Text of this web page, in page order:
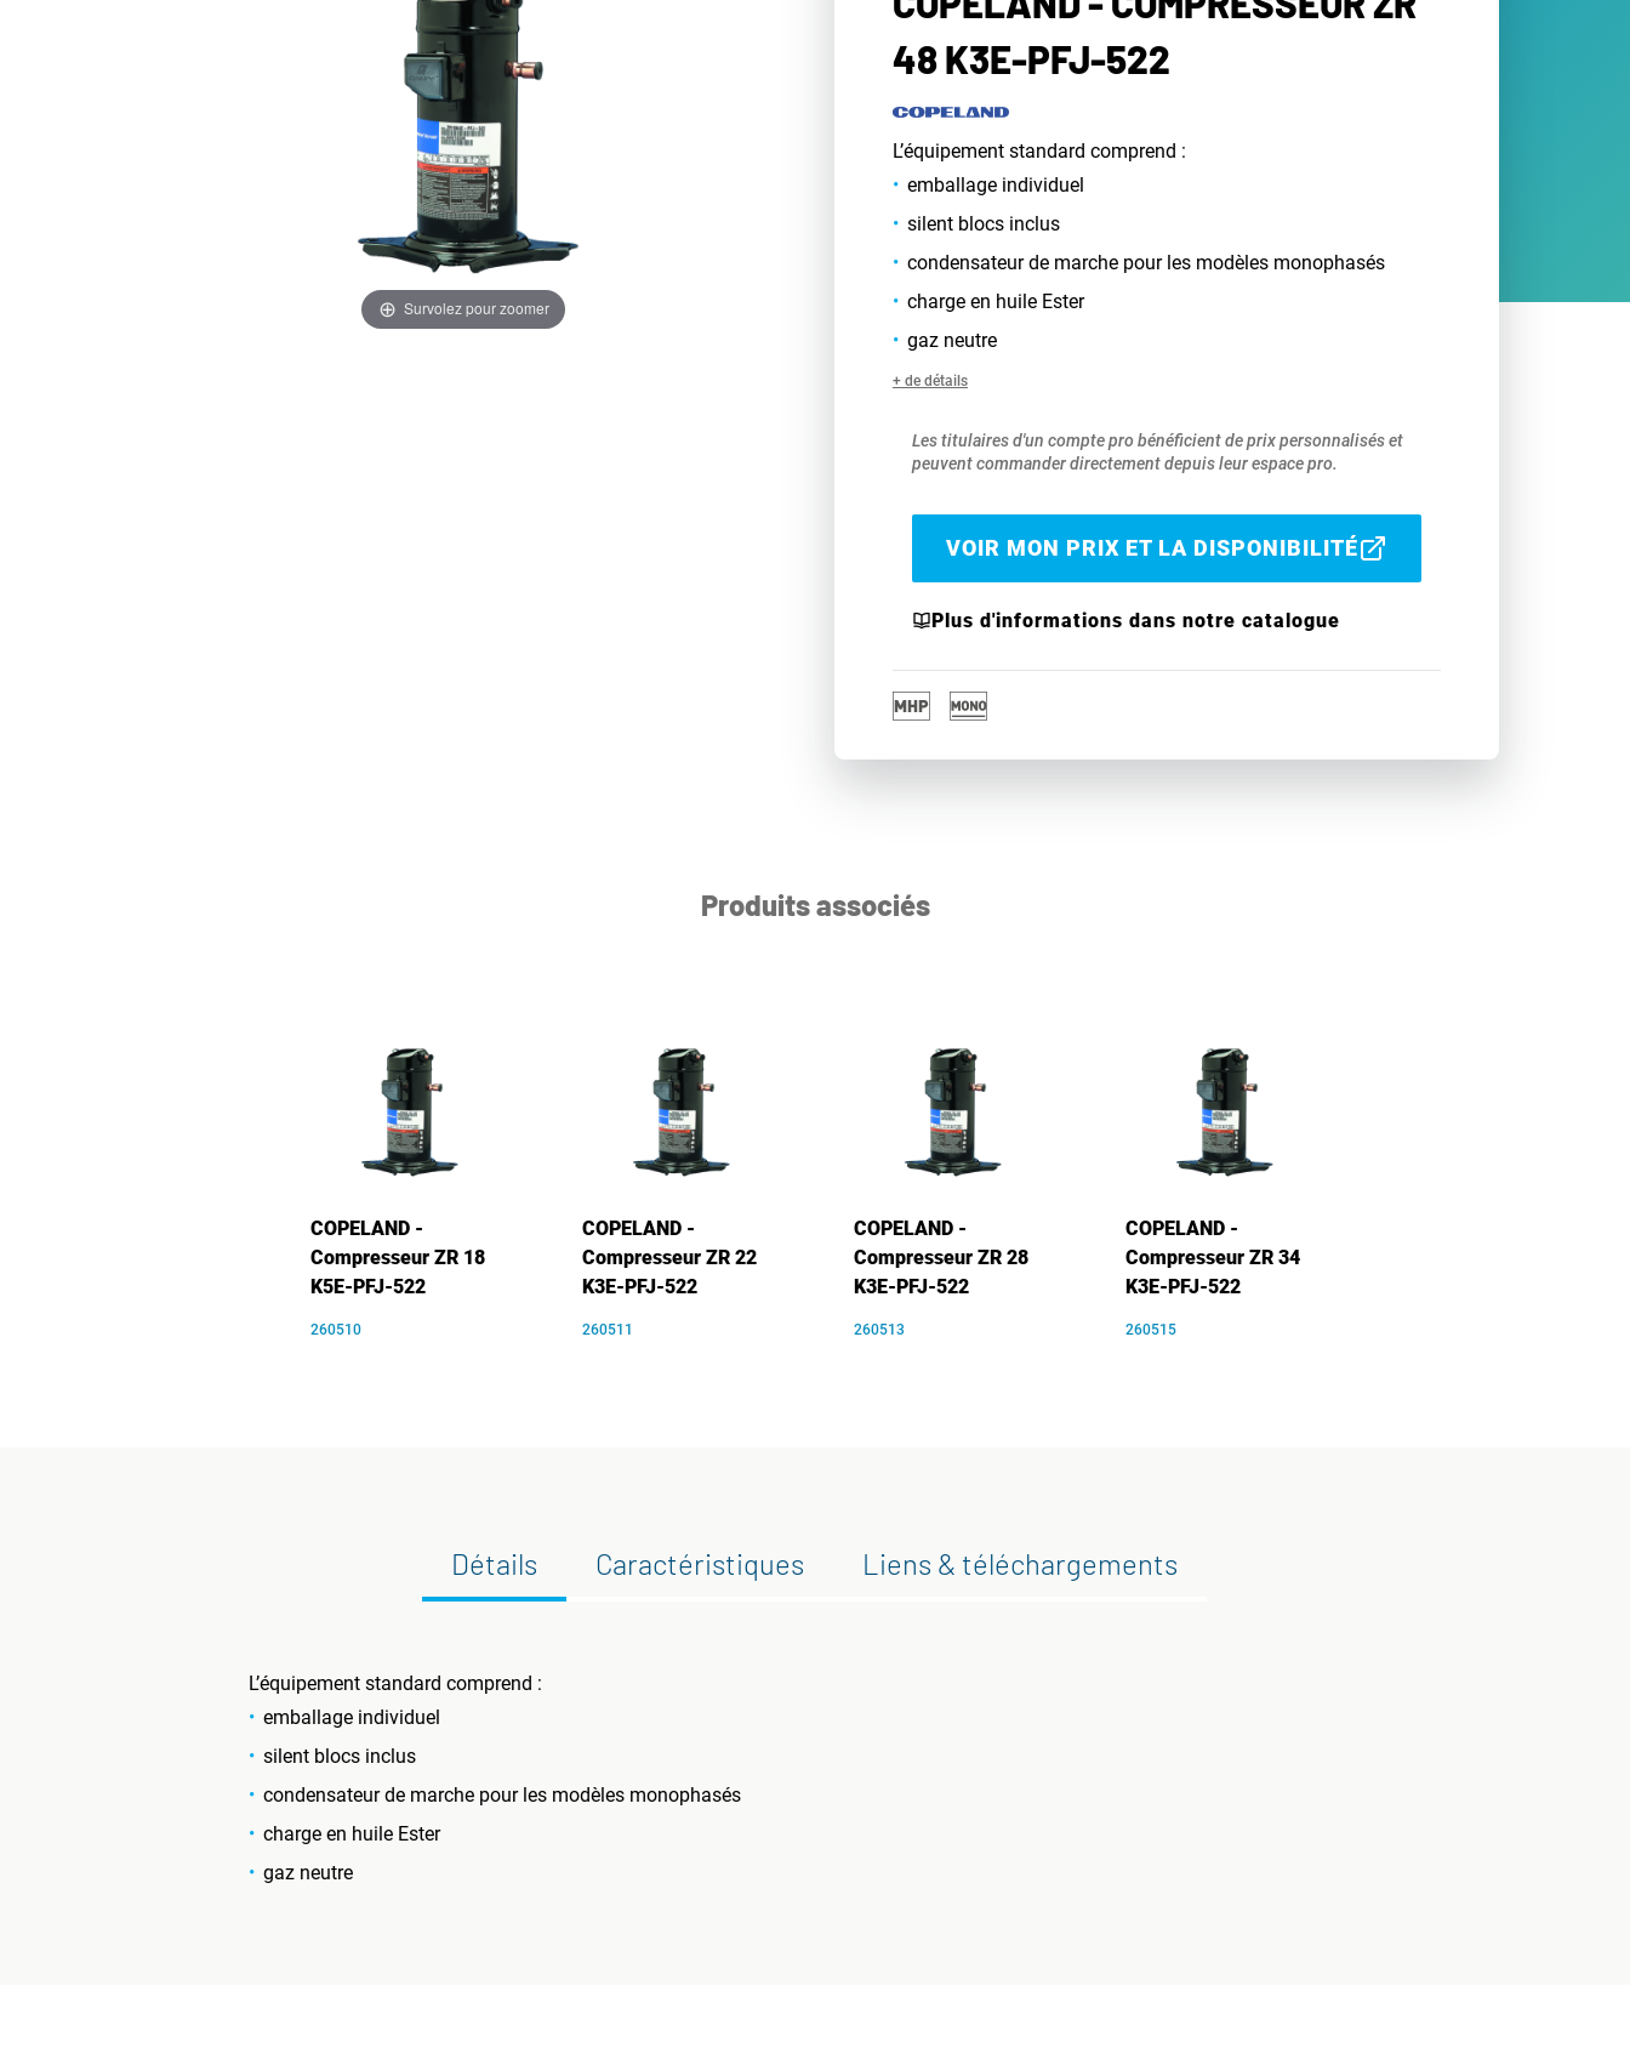
Survolez pour zoomer
48 K3E-PFJ-522
L’équipement standard comprend :
emballage individuel
silent blocs inclus
condensateur de marche pour les modèles monophasés
charge en huile Ester
gaz neutre
+ de détails
Les titulaires d'un compte pro bénéficient de prix personnalisés et
peuvent commander directement depuis leur espace pro.
VOIR MON PRIX ET LA DISPONIBILITÉ
Plus d'informations dans notre catalogue
Produits associés
COPELAND -
Compresseur ZR 18
K5E-PFJ-522
260510
COPELAND -
Compresseur ZR 22
K3E-PFJ-522
260511
COPELAND -
Compresseur ZR 28
K3E-PFJ-522
260513
COPELAND -
Compresseur ZR 34
K3E-PFJ-522
260515
Détails Caractéristiques Liens & téléchargements
L’équipement standard comprend :
emballage individuel
silent blocs inclus
condensateur de marche pour les modèles monophasés
charge en huile Ester
gaz neutre